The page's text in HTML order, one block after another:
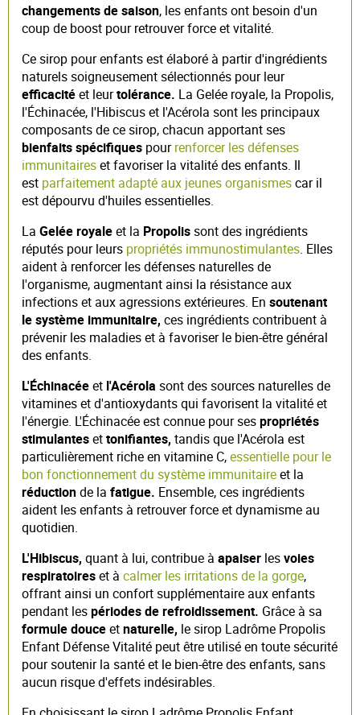
changements de saison, les enfants ont besoin d'un
coup de boost pour retrouver force et vitalité.
Ce sirop pour enfants est élaboré à partir d'ingrédients
naturels soigneusement sélectionnés pour leur
efficacitéet leurtolérance. La Gelée royale, la Propolis,
l'Échinacée, l'Hibiscus et l'Acérola sont les principaux
composants de ce sirop, chacun apportant ses
bienfaits spécifiques pourrenforcer les défenses
immunitaireset favoriser la vitalité des enfants. Il
est parfaitement adapté aux jeunes organismescar il
est dépourvu d'huiles essentielles.
La Gelée royaleet la Propolissont des ingrédients
réputés pour leurs propriétés immunostimulantes. Elles
aident à renforcer les défenses naturelles de
l'organisme, augmentant ainsi la résistance aux
infections et aux agressions extérieures. En soutenant
le système immunitaire, ces ingrédients contribuent à
prévenir les maladies et à favoriser le bien-être général
des enfants.
L'Échinacéeet l'Acérola sont des sources naturelles de
vitamines et d'antioxydants qui favorisent la vitalité et
l'énergie. L'Échinacée est connue pour sespropriétés
stimulantesettonifiantes, tandis que l'Acérola est
particulièrement riche en vitamine C,essentielle pour le
bon fonctionnement du système immunitaireet la
réductionde la fatigue. Ensemble, ces ingrédients
aident les enfants à retrouver force et dynamisme au
quotidien.
L'Hibiscus, quant à lui, contribue à apaiser lesvoies
respiratoireset à calmer les irritations de la gorge,
offrant ainsi un confort supplémentaire aux enfants
pendant lespériodes de refroidissement. Grâce à sa
formule douceetnaturelle, le sirop Ladrôme Propolis
Enfant Défense Vitalité peut être utilisé en toute sécurité
pour soutenir la santé et le bien-être des enfants, sans
aucun risque d'effets indésirables.